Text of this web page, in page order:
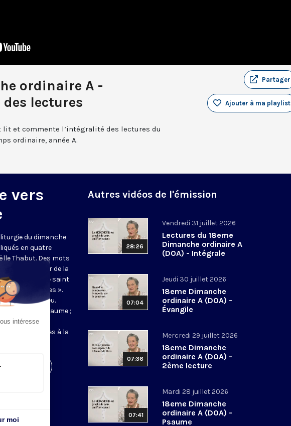
ordinaire A -
lectures
Partager
Ajouter à ma playlist
lit et commente l’intégralité des lectures du
ordinaire, année A.
vers
du dimanche
en quatre
Thabut. Des mots
aller au cœur de la
dans ce que saint
des Écritures ».
la Parole de Dieu.
; mardi, le psaume ;
; jeudi,
quatre épisodes à la
Autres vidéos de l'émission
28:26
Vendredi 31 juillet 2026
Lectures du 18eme
Dimanche ordinaire A
(DOA) - Intégrale
07:04
Jeudi 30 juillet 2026
18eme Dimanche
ordinaire A (DOA) -
Évangile
07:36
Mercredi 29 juillet 2026
18eme Dimanche
ordinaire A (DOA) -
2ème lecture
07:41
Mardi 28 juillet 2026
18eme Dimanche
ordinaire A (DOA) -
Psaume